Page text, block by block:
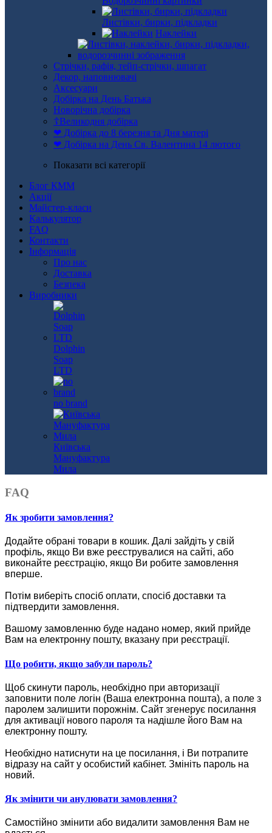
Листівки, бирки, підкладки
Наклейки
Стрічки, рафія, тейп-стрічки, шпагат
Декор, наповнювачі
Аксесуари
Добірка на День Батька
Новорічна добірка
☦Великодня добірка
❤ Добірка до 8 березня та Дня матері
❤ Добірка на День Св. Валентина 14 лютого
Показати всі категорії
Блог КММ
Акції
Майстер-класи
Калькулятор
FAQ
Контакти
Інформація
Про нас
Доставка
Безпека
Виробники
Dolphin
Soap
LTD
no brand
Київська
Мануфактура
Мила
FAQ
Як зробити замовлення?
Додайте обрані товари в кошик. Далі зайдіть у свій
профіль, якщо Ви вже реєструвалися на сайті, або
виконайте реєстрацію, якщо Ви робите замовлення
вперше.
Потім виберіть спосіб оплати, спосіб доставки та
підтвердити замовлення.
Вашому замовленню буде надано номер, який прийде
Вам на електронну пошту, вказану при реєстрації.
Що робити, якщо забули пароль?
Щоб скинути пароль, необхідно при авторизації
заповнити поле логін (Ваша електронна пошта), а поле з
паролем залишити порожнім. Сайт згенерує посилання
для активації нового пароля та надішле його Вам на
електронну пошту.
Необхідно натиснути на це посилання, і Ви потрапите
відразу на сайт у особистий кабінет. Змініть пароль на
новий.
Як змінити чи анулювати замовлення?
Самостійно змінити або видалити замовлення Вам не